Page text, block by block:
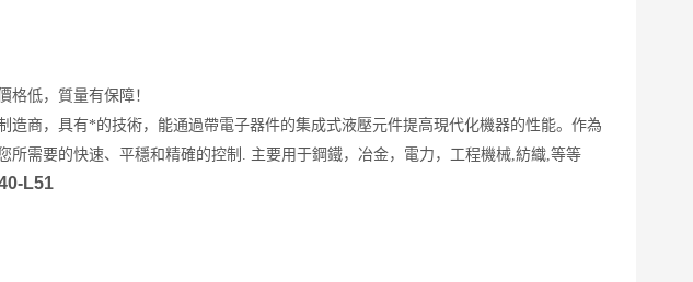
格低，質量有保障！
造商，具有*的技術，能通過帶電子器件的集成式液壓元件提高現代化機器的性能。作為
所需要的快速、平穩和精確的控制 . 主要用于鋼鐵，冶金，電力，工程機械,紡織,等等
L51